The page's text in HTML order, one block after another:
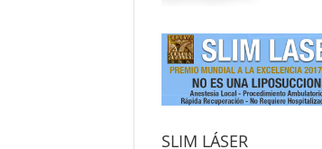
SLIM LÁSER